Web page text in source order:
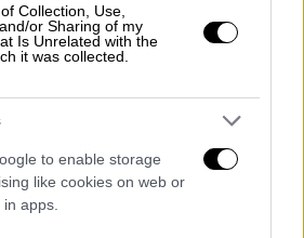
Collection, Use,
or Sharing of my
Is Unrelated with the
it was collected.
to enable storage
like cookies on web or
apps.
14:01
μας κακοποιούσε
χρόνια» λένε τα παιδιά
του Μάικλ
της Ποπ» με έναν